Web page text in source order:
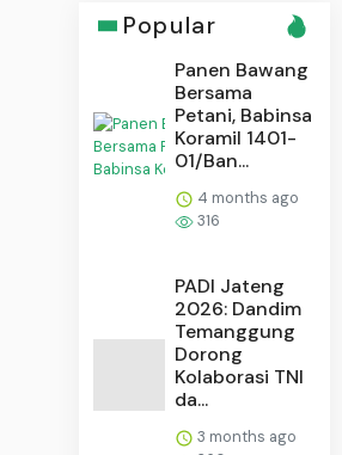
Popular
Panen Bawang
Bersama
Petani, Babinsa
Koramil 1401-
01/Ban...
4 months ago
316
PADI Jateng
2026: Dandim
Temanggung
Dorong
Kolaborasi TNI
da...
3 months ago